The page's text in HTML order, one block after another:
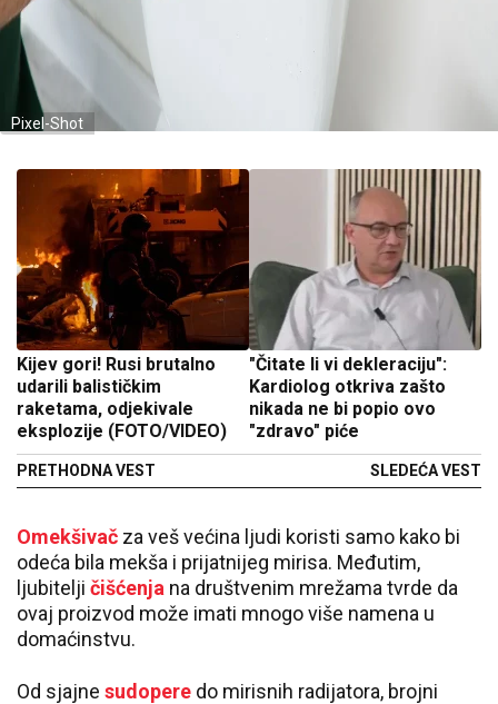
Pixel-Shot
Kijev gori! Rusi brutalno
udarili balističkim
raketama, odjekivale
eksplozije (FOTO/VIDEO)
PRETHODNA VEST
"Čitate li vi dekleraciju":
Kardiolog otkriva zašto
nikada ne bi popio ovo
"zdravo" piće
SLEDEĆA VEST
Omekšivač za veš većina ljudi koristi samo kako bi
odeća bila mekša i prijatnijeg mirisa. Međutim,
ljubitelji čišćenja na društvenim mrežama tvrde da
ovaj proizvod može imati mnogo više namena u
domaćinstvu.
Od sjajne sudopere do mirisnih radijatora, brojni